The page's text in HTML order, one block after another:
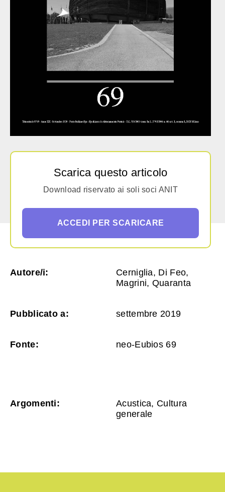
Scarica questo articolo
Download riservato ai soli soci ANIT
ACCEDI PER SCARICARE
Autore/i:
Cerniglia, Di Feo,
Magrini, Quaranta
Pubblicato a: settembre 2019
Fonte: neo-Eubios 69
Argomenti:
Acustica, Cultura
generale